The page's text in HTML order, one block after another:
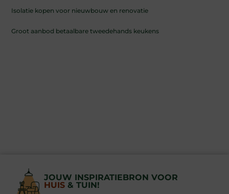
Isolatie kopen voor nieuwbouw en renovatie
Groot aanbod betaalbare tweedehands keukens
JOUW INSPIRATIEBRON VOOR
HUIS & TUIN!